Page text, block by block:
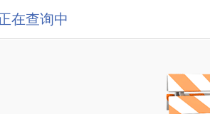
在查询中